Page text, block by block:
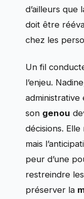
d’ailleurs que
doit être
chez les
Un fil
l’enjeu.
son genou
décisions. Elle
mais
peur d’une
restreindre
préserver la